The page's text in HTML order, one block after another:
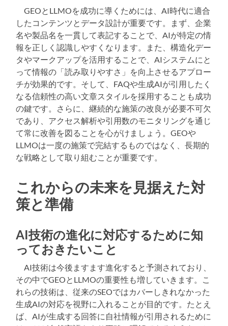
GEOとLLMOを成功に導くためには、AI時代に適合
したコンテンツとデータ設計が重要です。まず、企業
名や製品名を一貫して表記することで、AIが特定の情
報を正しく認識しやすくなります。また、構造化デー
タやマークアップを活用することで、AIシステムにと
って情報の「読み取りやすさ」を向上させるアプロー
チが効果的です。そして、FAQや生成AIが引用したく
なる信頼性の高い文章スタイルを採用することも成功
の鍵です。さらに、継続的な施策の改良が必要不可欠
であり、アクセス解析や引用数のモニタリングを通じ
て常に改善を図ることを心がけましょう。GEOや
LLMOは一度の施策で完結するものではなく、長期的
な戦略として取り組むことが重要です。
これからの未来を見据えた対
策と準備
AI技術の進化に対応するために知
っておきたいこと
AI技術は今後ますます進化すると予測されており、
その中でGEOとLLMOの重要性も増していきます。こ
れらの技術は、従来のSEOではカバーしきれなかった
生成AIの対応を視野に入れることが目的です。たとえ
ば、AIが生成する回答に自社情報が引用されるために